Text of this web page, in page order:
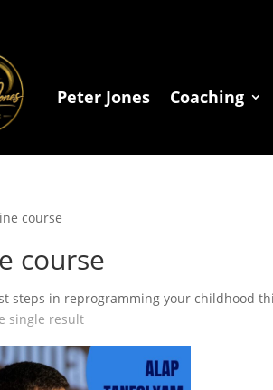
Peter Jones Coaching
course
course
steps in reprogramming your childhood
single result